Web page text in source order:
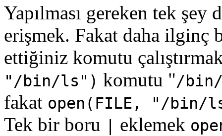
Yapılması gereken tek
erişmek. Fakat daha ilginç
ettiğiniz komutu
"/bin/ls") komutu "/
fakat open(FILE, "/
Tek bir boru eklemek